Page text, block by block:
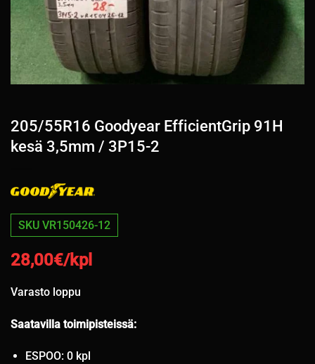
205/55R16 Goodyear EfficientGrip 91H
kesä 3,5mm / 3P15-2
SKU VR150426-12
28,00€/kpl
Varasto loppu
Saatavilla toimipisteissä:
ESPOO: 0 kpl